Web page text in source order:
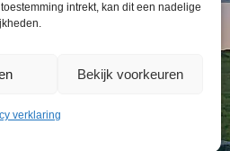
intrekt, kan dit een nadelige
Bekijk voorkeuren
verklaring
(EU)